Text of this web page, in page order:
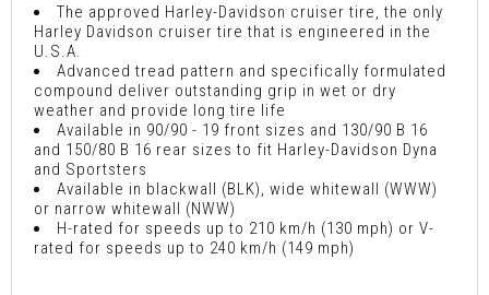
The approved Harley-Davidson cruiser tire, the only
Harley Davidson cruiser tire that is engineered in the
U.S.A.
Advanced tread pattern and specifically formulated
compound deliver outstanding grip in wet or dry
weather and provide long tire life
Available in 90/90 - 19 front sizes and 130/90 B 16
and 150/80 B 16 rear sizes to fit Harley-Davidson Dyna
and Sportsters
Available in blackwall (BLK), wide whitewall (WWW)
or narrow whitewall (NWW)
H-rated for speeds up to 210 km/h (130 mph) or V-
rated for speeds up to 240 km/h (149 mph)